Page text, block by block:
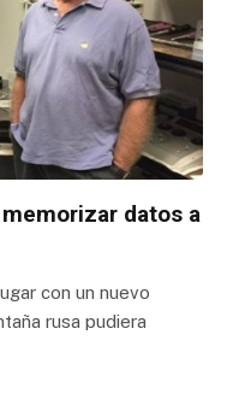
datos a
con un nuevo
rusa pudiera